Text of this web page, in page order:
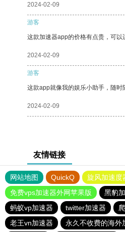
2024-02-09
游客
这款加速器app的价格有点贵，可以
2024-02-09
游客
这款app就像我的娱乐小助手，随时
2024-02-09
友情链接
网站地图 QuickQ 旋风加速度
免费vps加速器外网苹果版
黑豹
蚂蚁vp加速器
twitter加速器
老王vn加速器
永久不收费的海外